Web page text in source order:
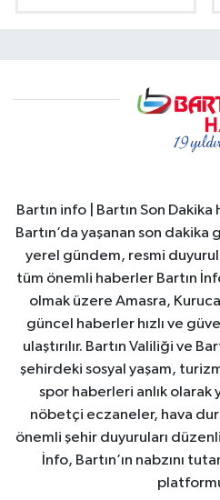
Bartın info | Bartın Son
Bartın’da yaşanan son
yerel gündem, resmi
tüm önemli haberler Bartın
olmak üzere Amasra,
güncel haberler hızlı ve
ulaştırılır. Bartın Valiliği ve
şehirdeki sosyal yaşam,
spor haberleri anlık olarak
nöbetçi eczaneler, hava
önemli şehir duyuruları
İnfo, Bartın’ın nabzını